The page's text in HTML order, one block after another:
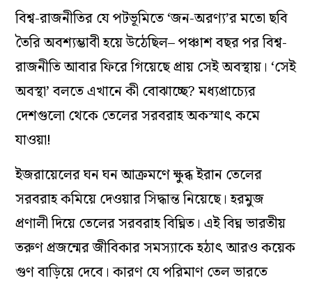
বিশ্ব-রাজনীতির যে পটভূমিতে ‘জন-অরণ্য’র মতো ছবি
তৈরি অবশ্যম্ভাবী হয়ে উঠেছিল– পঞ্চাশ বছর পর বিশ্ব-
রাজনীতি আবার ফিরে গিয়েছে প্রায় সেই অবস্থায়। ‘সেই
অবস্থা’ বলতে এখানে কী বোঝাচ্ছে?মধ্যপ্রাচ্যের
দেশগুলো থেকে তেলের সরবরাহ অকস্মাৎ কমে
যাওয়া!
ইজরায়েলের ঘন ঘন আক্রমণে ক্ষুব্ধ ইরান তেলের
সরবরাহ কমিয়ে দেওয়ার সিদ্ধান্ত নিয়েছে। হরমুজ
প্রণালী দিয়ে তেলের সরবরাহ বিঘ্নিত। এই বিঘ্ন ভারতীয়
তরুণ প্রজন্মের জীবিকার সমস্যাকে হঠাৎ আরও কয়েক
গুণ বাড়িয়ে দেবে।কারণ যে পরিমাণ তেল ভারতে